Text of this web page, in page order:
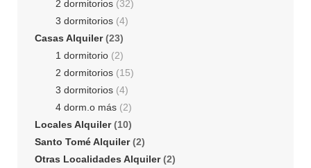
2 dormitorios (32)
3 dormitorios (4)
Casas Alquiler(23)
1 dormitorio (2)
2 dormitorios (15)
3 dormitorios (4)
4 dorm.o más (2)
Locales Alquiler(10)
Santo Tomé Alquiler(2)
Otras Localidades Alquiler(2)